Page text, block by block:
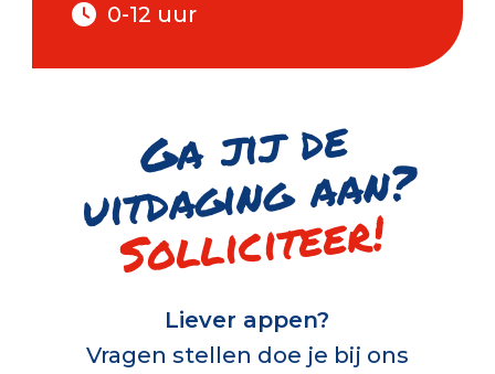
0-12 uur
G
a jij de
uitd
a
gi
n
g
a
a
n
?
Solliciteer!
Liever appen?
Vragen stellen doe je bij ons